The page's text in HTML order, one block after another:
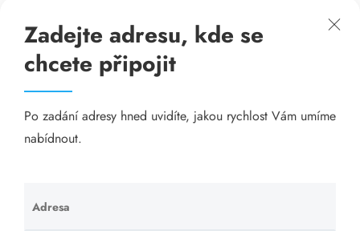
Připojení k internetu
Odkazy
Katalog A-seznam.cz
Visací zámky - TOKOZ
Zadejte adresu, kde se
chcete připojit
Po zadání adresy hned uvidíte, jakou rychlost Vám umíme
nabídnout.
Adresa
Ponechte
toto pole